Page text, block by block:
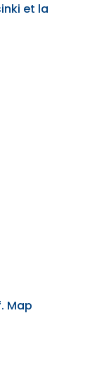
et la
Map